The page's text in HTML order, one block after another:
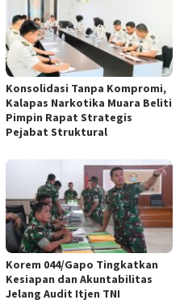
Konsolidasi Tanpa Kompromi,
Kalapas Narkotika Muara Beliti
Pimpin Rapat Strategis
Pejabat Struktural
Korem 044/Gapo Tingkatkan
Kesiapan dan Akuntabilitas
Jelang Audit Itjen TNI